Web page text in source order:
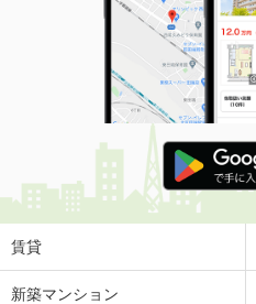
賃貸
新築マンション